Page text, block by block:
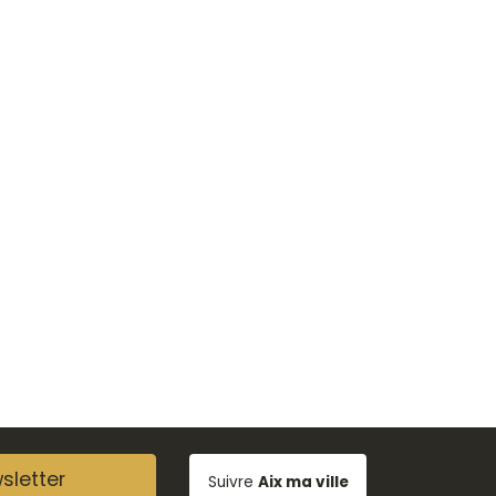
Suivre Aix ma ville